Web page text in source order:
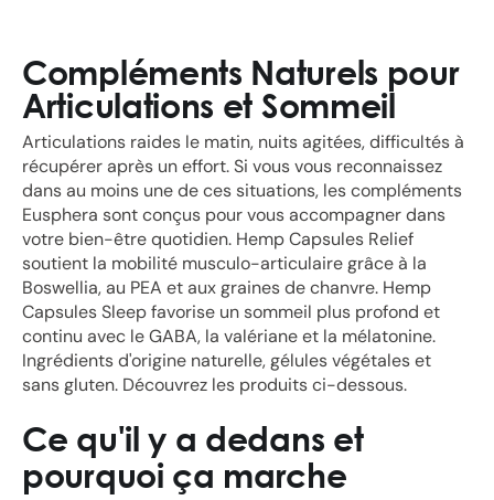
Compléments Naturels pour
Articulations et Sommeil
Articulations raides le matin, nuits agitées, difficultés à
récupérer après un effort. Si vous vous reconnaissez
dans au moins une de ces situations, les compléments
Eusphera sont conçus pour vous accompagner dans
votre bien-être quotidien. Hemp Capsules Relief
soutient la mobilité musculo-articulaire grâce à la
Boswellia, au PEA et aux graines de chanvre. Hemp
Capsules Sleep favorise un sommeil plus profond et
continu avec le GABA, la valériane et la mélatonine.
Ingrédients d'origine naturelle, gélules végétales et
sans gluten. Découvrez les produits ci-dessous.
Ce qu'il y a dedans et
pourquoi ça marche